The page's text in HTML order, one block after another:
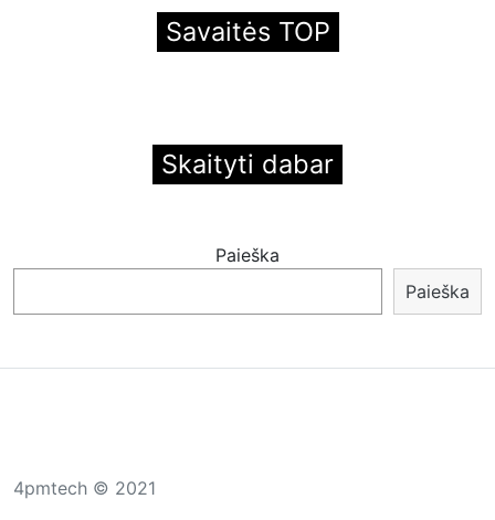
Savaitės TOP
Skaityti dabar
Paieška
Paieška
4pmtech © 2021